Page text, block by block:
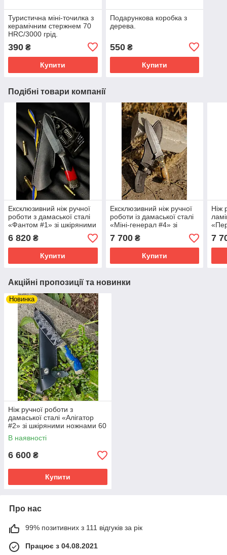
Туристична міні-точилка з
керамічним стержнем 70
HRC/3000 грід.
390 ₴
Купити
Подарункова коробка з
дерева.
550₴
Купити
Подібні товари компанії
Ексклюзивний ніж ручної
роботи з дамаської сталі
«Фантом #1» зі шкіряними
піхвами 60-61HRC.
6 820 ₴
Купити
Ексклюзивний ніж ручної
роботи із дамаської сталі
«Міні-генерал #4» зі
шкіряними піхвами/60
HRC
7 700₴
Купити
Ніж
7
Акційні пропозиції та новинки
Новинка
Ніж ручної роботи з
дамаської сталі «Алігатор
#2» зі шкіряними ножнами 60
HRC.
В наявності
6 600 ₴
Купити
Про нас
99% позитивних з 111 відгуків за рік
Працює з 04.08.2021